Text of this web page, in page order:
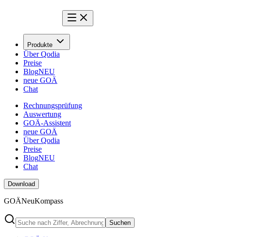
Produkte
Über Qodia
Preise
BlogNEU
neue GOÄ
Chat
Rechnungsprüfung
Auswertung
GOÄ-Assistent
neue GOÄ
Über Qodia
Preise
BlogNEU
Chat
Download
GOÄNeuKompass
Suchen